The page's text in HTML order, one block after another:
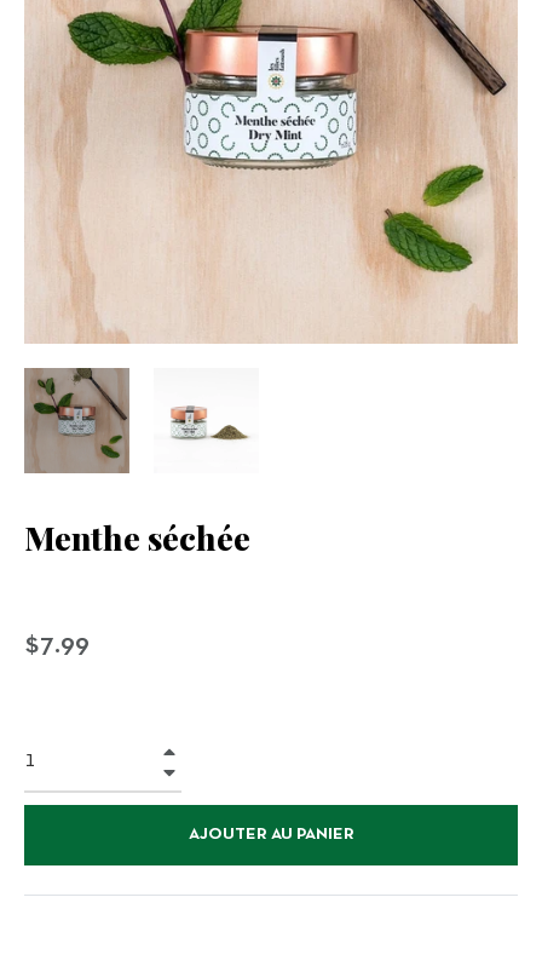
Menthe séchée
Prix
$7.99
AJOUTER AU PANIER